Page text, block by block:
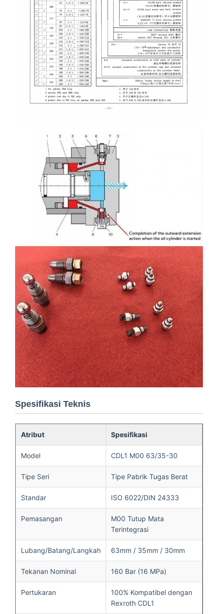
Spesifikasi Teknis
Atribut Spesifikasi
Model CDL1 M00 63/35-30
Tipe Seri Tipe Pabrik Tugas Berat
Standar ISO 6022/DIN 24333
Pemasangan
M00 Tutup Mata
Terintegrasi
Lubang/Batang/Langkah 63mm / 35mm / 30mm
Tekanan Nominal 160 Bar (16 MPa)
Pertukaran
100% Kompatibel dengan
Rexroth CDL1